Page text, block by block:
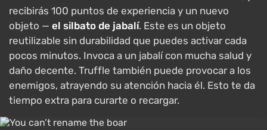
recibirás 100 puntos de experiencia y un nuevo
objeto — el silbato de jabalí. Este es un objeto
reutilizable sin durabilidad que puedes activar cada
pocos minutos. Invoca a un jabalí con mucha salud y
daño decente. Truffle también puede provocar a los
enemigos, atrayendo su atención hacia él. Esto te da
tiempo extra para curarte o recargar.